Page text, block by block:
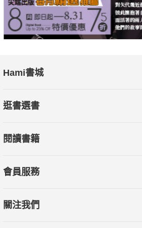
Hami書城
逛書選書
閱讀書籍
會員服務
關注我們